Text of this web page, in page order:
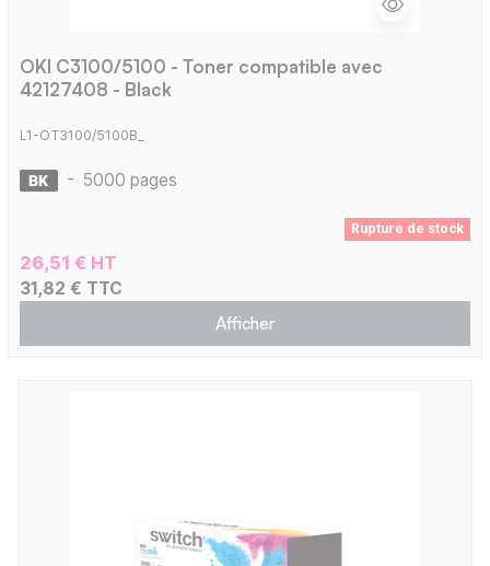
OKI C3100/5100 - Toner compatible avec
42127408 - Black
L1-OT3100/5100B_
- 5000 pages
Rupture de stock
26,51 € HT
31,82 € TTC
Afficher